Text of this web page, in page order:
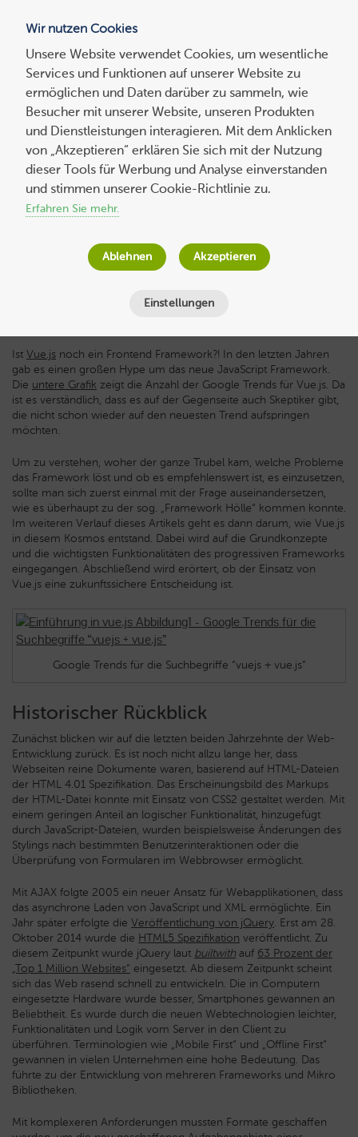
Suchen
nach:
Einführung in Vue.js: Was steckt wirklich
hinter dem progressiven Framework?
Vanessa Böhner am13. Mai 2019
Minuten
Ist Vue.js noch ein Frontend Framework?! In den letzten Jahren
gab es einen großen Hype um das neue JavaScript Framework.
Die untere Grafik zeigt die Anzahl der Google Trends für Vue.js. Da
ist es verständlich, dass es auf der Gegenseite auch Skeptiker gibt,
die nicht schon wieder auf den neuesten Trend aufspringen
möchten.
Um zu verstehen, woher der ganze Trubel kam, welche Probleme
das Framework löst und ob es empfehlenswert ist, es einzusetzen,
sollte man sich zuerst einmal mit der Frage auseinandersetzen,
wie es überhaupt zu der sog. „Framework Hölle“ kommen konnte.
Im weiteren Verlauf dieses Artikels geht es dann darum, wie Vue.js
in diesem Kosmos entstand. Dabei wird auf die Grundkonzepte
und die wichtigsten Funktionalitäten des progressiven Frameworks
eingegangen. Abschließend wird erörtert, ob der Einsatz von
Vue.js eine zukunftssichere Entscheidung ist.
Google Trends für die Suchbegriffe “vuejs + vue.js”
Historischer Rückblick
Zunächst blicken wir auf die letzten beiden Jahrzehnte der Web-
Entwicklung zurück. Es ist noch nicht allzu lange her, dass
Webseiten reine Dokumente waren, basierend auf HTML-Dateien
der HTML 4.01 Spezifikation. Das Erscheinungsbild des Markups
der HTML-Datei konnte mit Einsatz von CSS2 gestaltet werden. Mit
einem geringen Anteil an logischer Funktionalität, hinzugefügt
durch JavaScript-Dateien, wurden beispielsweise Änderungen des
Stylings nach bestimmten Benutzerinteraktionen oder die
Überprüfung von Formularen im Webbrowser ermöglicht.
Mit AJAX folgte 2005 ein neuer Ansatz für Webapplikationen, dass
das asynchrone Laden von JavaScript und XML ermöglichte. Ein
Jahr später erfolgte die Veröffentlichung von jQuery. Erst am 28.
Oktober 2014 wurde die HTML5 Spezifikation veröffentlicht. Zu
diesem Zeitpunkt wurde jQuery laut builtwithauf 63 Prozent der
„Top 1 Million Websites“ eingesetzt. Ab diesem Zeitpunkt scheint
sich das Web rasend schnell zu entwickeln. Die in Computern
eingesetzte Hardware wurde besser, Smartphones gewannen an
Beliebtheit. Es wurde durch die neuen Webtechnologien leichter,
Funktionalitäten und Logik vom Server in den Client zu
überführen. Terminologien wie „Mobile First“ und „Offline First“
gewannen in vielen Unternehmen eine hohe Bedeutung. Das
führte zu der Entwicklung von mehreren Frameworks und Mikro
Bibliotheken.
Mit komplexeren Anforderungen mussten Formate geschaffen
Wir nutzen Cookies
Unsere Website verwendet Cookies, um wesentliche
Services und Funktionen auf unserer Website zu
ermöglichen und Daten darüber zu sammeln, wie
Besucher mit unserer Website, unseren Produkten
und Dienstleistungen interagieren. Mit dem Anklicken
von „Akzeptieren“ erklären Sie sich mit der Nutzung
dieser Tools für Werbung und Analyse einverstanden
und stimmen unserer Cookie-Richtlinie zu.
Erfahren Sie mehr.
Einstellungen
Ablehnen Akzeptieren